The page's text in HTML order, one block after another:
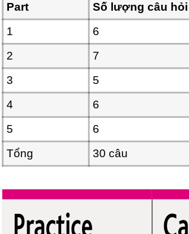
Part Số lượng câu hỏi
1
6
2
7
3
5
4
6
5
6
Tổng
30 câu